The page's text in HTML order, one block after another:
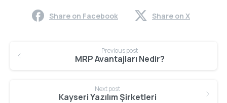
Share on Facebook Share on X
Reading
Previous post
MRP Avantajları Nedir?
Next post
Kayseri Yazılım Şirketleri